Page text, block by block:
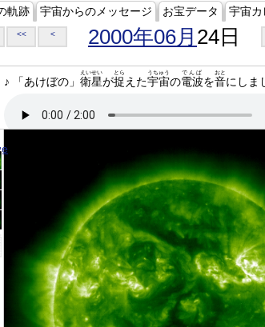
軌跡 宇宙からのメッセージ お宝データ 宇宙カ
<< < 2000年06月 24日
♪ 「あけぼの」 衛星
えいせい
が捉
とら
えた宇宙
うちゅう
の電波
でんぱ
を音
おと
にしま